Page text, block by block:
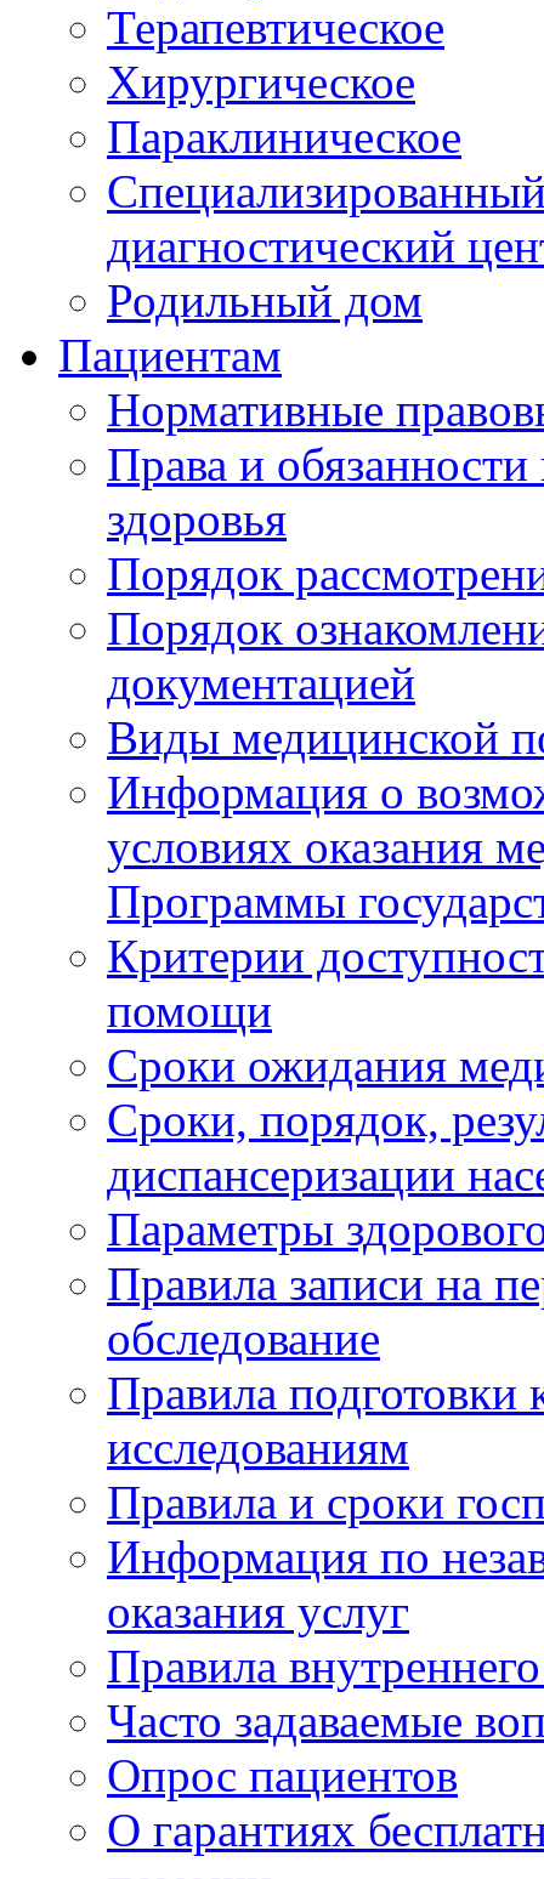
Терапевтическое
Хирургическое
Параклиническое
диагностический
Родильный дом
Пациентам
Нормативные
Права и
здоровья
Порядок
Порядок
документацией
Виды медицинской
Информация о
условиях оказания
Программы
Критерии
помощи
Сроки ожидания
Сроки, порядок,
диспансеризации
Параметры
Правила записи на
обследование
Правила подготовки
исследованиям
Правила и сроки
Информация по
оказания услуг
Правила
Часто задаваемые
Опрос пациентов
О гарантиях